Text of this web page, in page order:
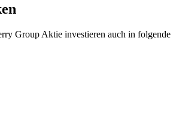
Group Aktie investieren auch in folgende